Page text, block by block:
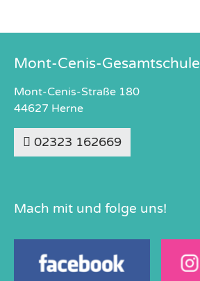
Mont-Cenis-Gesamtschule
Mont-Cenis-Straße 180
44627 Herne
02323 162669
Mach mit und folge uns!